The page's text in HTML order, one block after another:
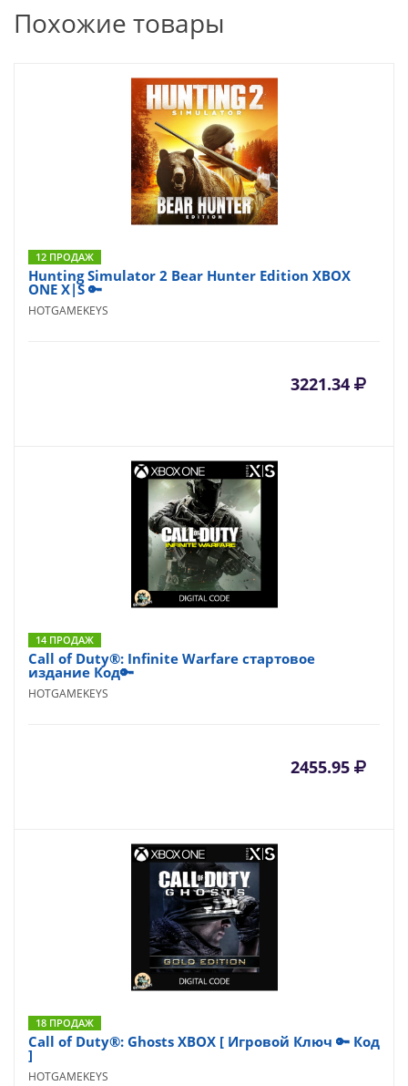
Похожие товары
12 ПРОДАЖ
Hunting Simulator 2 Bear Hunter Edition XBOX
ONE X|S 🔑
HOTGAMEKEYS
3221.34
14 ПРОДАЖ
Call of Duty®: Infinite Warfare стартовое
издание Код🔑
HOTGAMEKEYS
2455.95
18 ПРОДАЖ
Call of Duty®: Ghosts XBOX [ Игровой Ключ 🔑 Код
]
HOTGAMEKEYS